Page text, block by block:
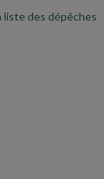
liste des dépêches